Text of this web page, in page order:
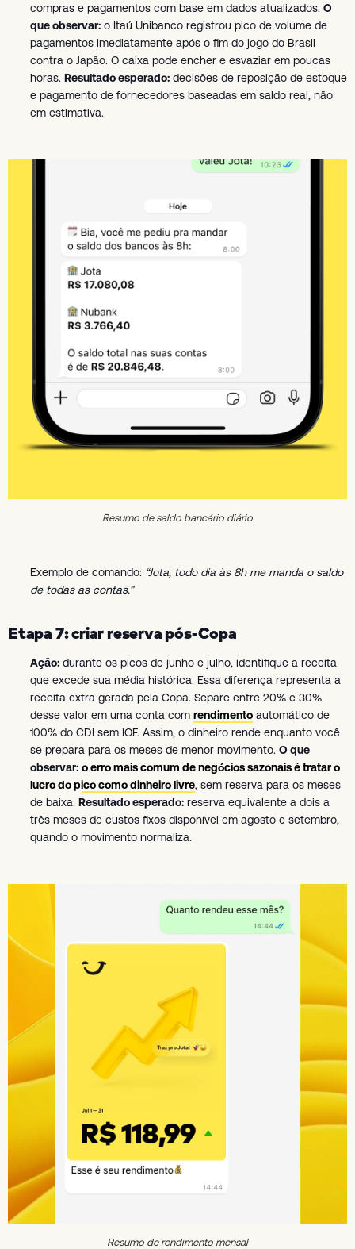
compras e pagamentos com base em dados atualizados. O
que observar: o Itaú Unibanco registrou pico de volume de
pagamentos imediatamente após o fim do jogo do Brasil
contra o Japão. O caixa pode encher e esvaziar em poucas
horas. Resultado esperado: decisões de reposição de estoque
e pagamento de fornecedores baseadas em saldo real, não
em estimativa.
Resumo de saldo bancário diário
Exemplo de comando: “Jota, todo dia às 8h me manda o saldo
de todas as contas.”
Etapa 7: criar reserva pós-Copa
Ação: durante os picos de junho e julho, identifique a receita
que excede sua média histórica. Essa diferença representa a
receita extra gerada pela Copa. Separe entre 20% e 30%
desse valor em uma conta com rendimento automático de
100% do CDI sem IOF. Assim, o dinheiro rende enquanto você
se prepara para os meses de menor movimento. O que
observar: o erro mais comum de negócios sazonais é tratar o
lucro do pico como dinheiro livre, sem reserva para os meses
de baixa. Resultado esperado: reserva equivalente a dois a
três meses de custos fixos disponível em agosto e setembro,
quando o movimento normaliza.
Resumo de rendimento mensal